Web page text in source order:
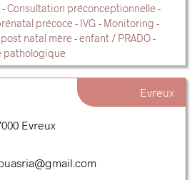
Consultation préconceptionnelle
précoce IVG
Monitoring
natal mère - enfant / PRADO
pathologique
Evreux
Evreux